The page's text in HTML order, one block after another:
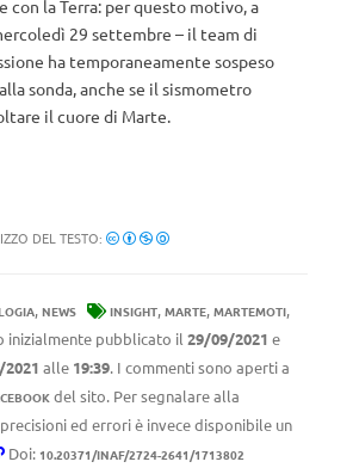
con la Terra: per questo motivo, a
29 settembre – il team di
ha temporaneamente sospeso
sonda, anche se il sismometro
il cuore di Marte.
DEL TESTO:
, NEWS INSIGHT, MARTE, MARTEMOTI,
inizialmente pubblicato il 29/09/2021 e
alle 19:39. I commenti sono aperti a
del sito. Per segnalare alla
ed errori è invece disponibile un
Doi: 10.20371/INAF/2724-2641/1713802